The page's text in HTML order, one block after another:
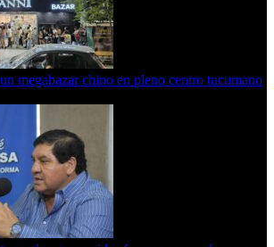
megabazar chino en pleno centro tucumano